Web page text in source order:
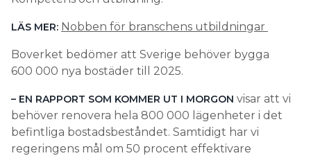
LÄS MER: Nobben för branschens utbildningar
Boverket bedömer att Sverige behöver bygga
600 000 nya bostäder till 2025.
– EN RAPPORT SOM KOMMER UT I MORGON visar att vi
behöver renovera hela 800 000 lägenheter i det
befintliga bostadsbeståndet. Samtidigt har vi
regeringens mål om 50 procent effektivare